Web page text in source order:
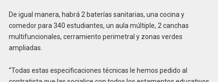
De igual manera, habrá 2 baterías sanitarias, una cocina y
comedor para 340 estudiantes, un aula múltiple, 2 canchas
multifuncionales, cerramiento perimetral y zonas verdes
ampliadas.
“Todas estas especificaciones técnicas le hemos pedido al